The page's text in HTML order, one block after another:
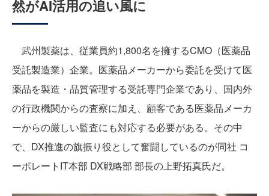
然がAI活用の追い風に
武州製薬は、従業員約1,800名を擁するCMO（医薬品
受託製造業）企業。医薬品メーカーから委託を受けて医
薬品を製造・品質管理する受託専門企業であり、国内外
の行政機関からの査察に加え、顧客である医薬品メーカ
ーからの厳しい監査にも対応する必要がある。その中
で、DX推進の旗振り役として奮闘しているのが同社 コ
ーポレートIT本部 DX戦略部 部長の上野拓真氏だ。